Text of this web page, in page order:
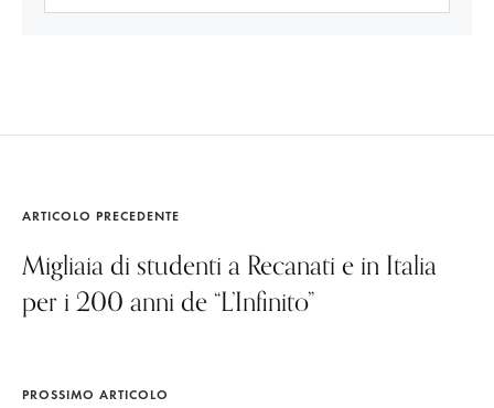
ARTICOLO PRECEDENTE
Migliaia di studenti a Recanati e in Italia
per i 200 anni de “L’Infinito”
PROSSIMO ARTICOLO